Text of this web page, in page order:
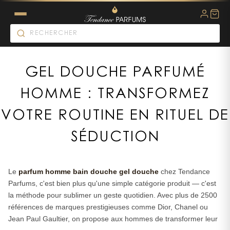
GEL DOUCHE PARFUMÉ
HOMME : TRANSFORMEZ
VOTRE ROUTINE EN RITUEL DE
SÉDUCTION
Le parfum homme bain douche gel douche chez Tendance
Parfums, c'est bien plus qu'une simple catégorie produit — c'est
la méthode pour sublimer un geste quotidien. Avec plus de 2500
références de marques prestigieuses comme Dior, Chanel ou
Jean Paul Gaultier, on propose aux hommes de transformer leur